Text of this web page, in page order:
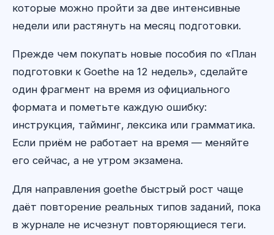
которые можно пройти за две интенсивные
недели или растянуть на месяц подготовки.
Прежде чем покупать новые пособия по «План
подготовки к Goethe на 12 недель», сделайте
один фрагмент на время из официального
формата и пометьте каждую ошибку:
инструкция, тайминг, лексика или грамматика.
Если приём не работает на время — меняйте
его сейчас, а не утром экзамена.
Для направления goethe быстрый рост чаще
даёт повторение реальных типов заданий, пока
в журнале не исчезнут повторяющиеся теги.